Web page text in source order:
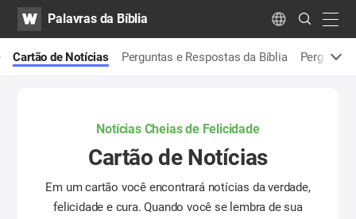
WATVPalavras da Bíblia Language
Search
Submit
Cartão de Notícias Perguntas e Respostas da Bíblia
Notícias Cheias de Felicidade
Cartão de Notícias
Em um cartão você encontrará notícias da verdade,
felicidade e cura.Quando você se lembra de sua